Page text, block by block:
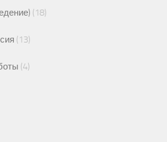
(18)
(13)
(4)